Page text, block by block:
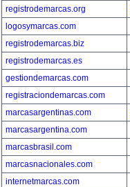
registrodemarcas.org
logosymarcas.com
registrodemarcas.biz
registrodemarcas.es
gestiondemarcas.com
registraciondemarcas.com
marcasargentinas.com
marcasargentina.com
marcasbrasil.com
marcasnacionales.com
internetmarcas.com